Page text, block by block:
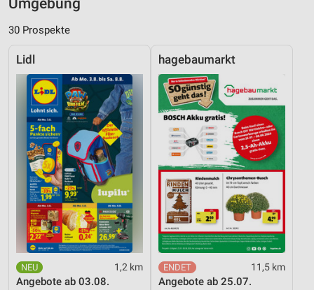
Umgebung
30 Prospekte
Lidl
1,2 km
Angebote ab 03.08.
hagebaumarkt
11,5 km
Angebote ab 25.07.